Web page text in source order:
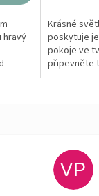
hravý
Krásné
poskytuje
pokoje ve
připevněte
1 z 5 hvězdiček.VP